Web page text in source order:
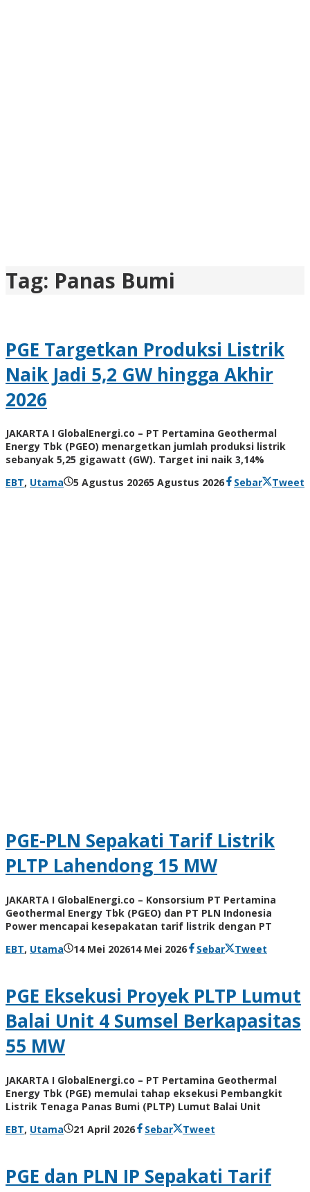
Tag: Panas Bumi
PGE Targetkan Produksi Listrik
Naik Jadi 5,2 GW hingga Akhir
2026
JAKARTA I GlobalEnergi.co – PT Pertamina Geothermal
Energy Tbk (PGEO) menargetkan jumlah produksi listrik
sebanyak 5,25 gigawatt (GW). Target ini naik 3,14%
EBT, Utama 5 Agustus 20265 Agustus 2026olehSebar Tweet
PGE-PLN Sepakati Tarif Listrik
PLTP Lahendong 15 MW
JAKARTA I GlobalEnergi.co – Konsorsium PT Pertamina
Geothermal Energy Tbk (PGEO) dan PT PLN Indonesia
Power mencapai kesepakatan tarif listrik dengan PT
EBT, Utama 14 Mei 202614 Mei 2026olehSebar Tweet
PGE Eksekusi Proyek PLTP Lumut
Balai Unit 4 Sumsel Berkapasitas
55 MW
JAKARTA I GlobalEnergi.co – PT Pertamina Geothermal
Energy Tbk (PGE) memulai tahap eksekusi Pembangkit
Listrik Tenaga Panas Bumi (PLTP) Lumut Balai Unit
EBT, Utama 21 April 2026olehSebar Tweet
PGE dan PLN IP Sepakati Tarif